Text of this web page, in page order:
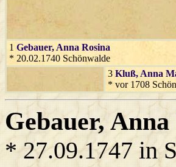
1 Gebauer, Anna Rosina
* 20.02.1740 Schönwalde
3 Kluß, Anna
* vor 1708
Gebauer,
* 27.09.1747 in